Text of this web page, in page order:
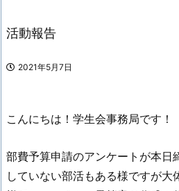
活動報告
2021年5月7日
こんにちは！学生会事務局です！
部費予算申請のアンケートが本日
していない部活もある様ですが大